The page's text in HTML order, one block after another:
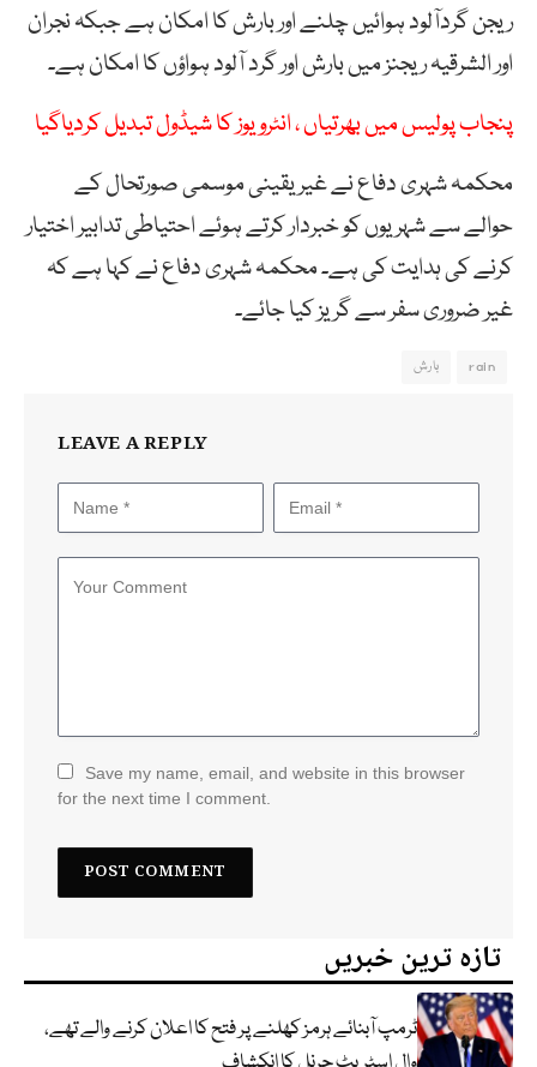
ریجن گردآلود ہوائیں چلنے اور بارش کا امکان ہے جبکہ نجران
اور الشرقیہ ریجنز میں بارش اور گرد آلود ہواؤں کا امکان ہے۔
پنجاب پولیس میں بھرتیاں ، انٹرویوز کا شیڈول تبدیل کردیاگیا
محکمہ شہری دفاع نے غیر یقینی موسمی صورتحال کے
حوالے سے شہریوں کو خبردار کرتے ہوئے احتیاطی تدابیر اختیار
کرنے کی ہدایت کی ہے۔ محکمہ شہری دفاع نے کہا ہے کہ
غیر ضروری سفر سے گریز کیا جائے۔
rain بارش
LEAVE A REPLY
Save my name, email, and website in this browser
for the next time I comment.
تازہ ترین خبریں
ٹرمپ آبنائے ہرمز کھلنے پر فتح کا اعلان کرنے والے تھے،